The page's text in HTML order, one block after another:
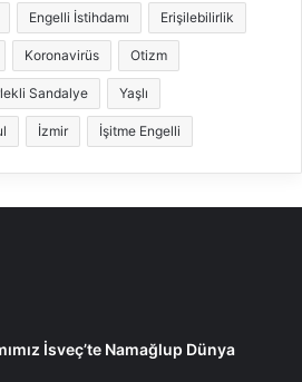
Engelli İstihdamı Erişilebilirlik
Koronavirüs Otizm
Sandalye Yaşlı
İzmir İşitme Engelli
İsveç’te Namağlup Dünya